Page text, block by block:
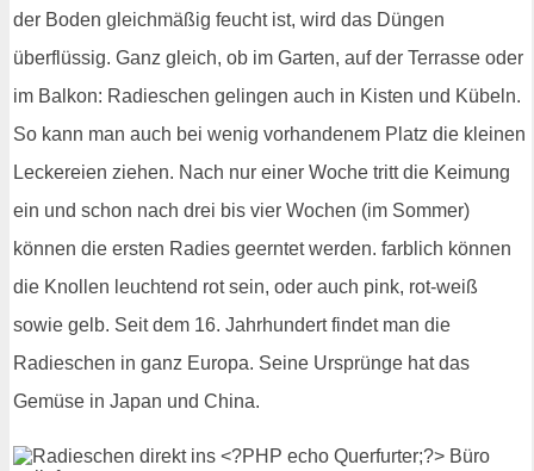
der Boden gleichmäßig feucht ist, wird das Düngen
überflüssig. Ganz gleich, ob im Garten, auf der Terrasse oder
im Balkon: Radieschen gelingen auch in Kisten und Kübeln.
So kann man auch bei wenig vorhandenem Platz die kleinen
Leckereien ziehen. Nach nur einer Woche tritt die Keimung
ein und schon nach drei bis vier Wochen (im Sommer)
können die ersten Radies geerntet werden. farblich können
die Knollen leuchtend rot sein, oder auch pink, rot-weiß
sowie gelb. Seit dem 16. Jahrhundert findet man die
Radieschen in ganz Europa. Seine Ursprünge hat das
Gemüse in Japan und China.